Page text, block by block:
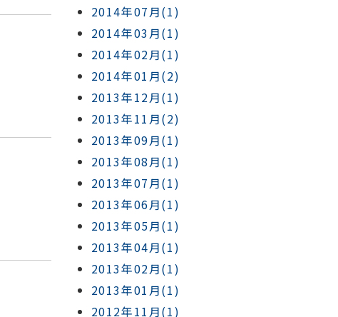
2014年07月(1)
2014年03月(1)
2014年02月(1)
2014年01月(2)
2013年12月(1)
2013年11月(2)
2013年09月(1)
2013年08月(1)
2013年07月(1)
2013年06月(1)
2013年05月(1)
2013年04月(1)
2013年02月(1)
2013年01月(1)
2012年11月(1)